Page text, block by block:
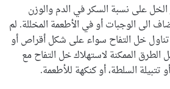
على نسبة السكر في الدم والوزن
الوجبات أو في الأطعمة المخللة. لم
خل التفاح سواء على شكل أقراص أو
الممكنة لاستهلاك خل التفاح مع
تتبيلة السلطة، أو كنكهة للأطعمة.